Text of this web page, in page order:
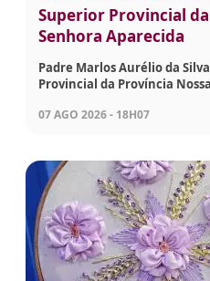
Superior Provincial
Senhora Aparecida
Padre Marlos Aurélio da
Provincial da Província
07 AGO 2026 - 18H07